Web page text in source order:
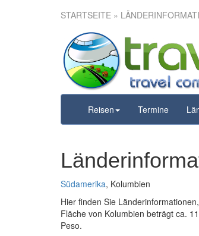
STARTSEITE »
Reisen Termine
Südamerika, Kolumbien
Hier finden Sie
Fläche von Kolumbien beträgt ca.
Peso.